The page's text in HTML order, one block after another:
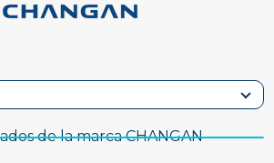
de la marca CHANGAN